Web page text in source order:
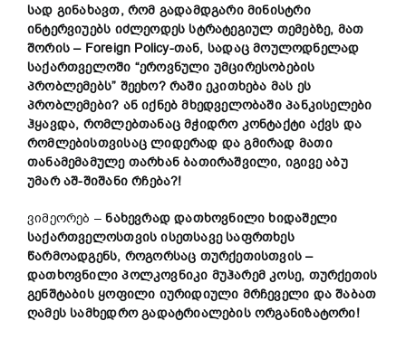
სად გინახავთ, რომ გადამდგარი მინისტრი
ინტერვიუებს იძლეოდეს სტრატეგიულ თემებზე, მათ
შორის – Foreign Policy-თან, სადაც მოულოდნელად
საქართველოში “ეროვნული უმცირესობების
პრობლემებს” შეეხო? რაში ეკითხება მას ეს
პრობლემები? ან იქნებ მხედველობაში პანკისელები
ჰყავდა, რომლებთანაც მჭიდრო კონტაქტი აქვს და
რომლებისთვისაც ლიდერად და გმირად მათი
თანამემამულე თარხან ბათირაშვილი, იგივე აბუ
უმარ აშ-შიშანი რჩება?!
ვიმეორებ –ნახევრად დათხოვნილი ხიდაშელი
საქართველოსთვის ისეთსავე საფრთხეს
წარმოადგენს, როგორსაც თურქეთისთვის –
დათხოვნილი პოლკოვნიკი მუჰარემ კოსე, თურქეთის
გენშტაბის ყოფილი იურიდიული მრჩეველი და შაბათ
ღამეს სამხედრო გადატრიალების ორგანიზატორი!